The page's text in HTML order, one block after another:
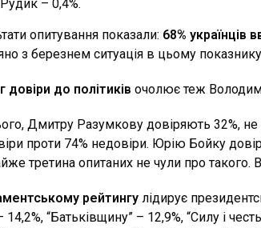
– 0,4%.
опитування показали: 68% українців
з березнем ситуація в цьому
довіри до політиків очолює теж
Дмитру Разумкову довіряють 32%,
проти 74% недовіри. Юрію Бойку
третина опитаних не чули про
рейтингу лідирує
“Батьківщину” – 12,9%, “Силу і